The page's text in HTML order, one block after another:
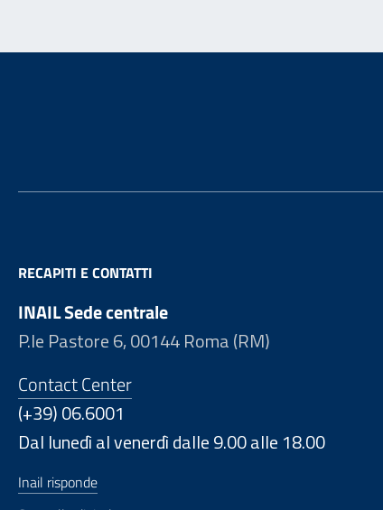
RECAPITI E CONTATTI
INAIL Sede centrale
P.le Pastore 6, 00144 Roma (RM)
Contact Center
(+39) 06.6001
Dal lunedì al venerdì dalle 9.00 alle 18.00
Inail risponde